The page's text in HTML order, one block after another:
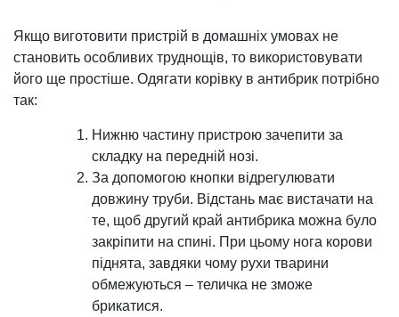
Якщо виготовити пристрій в домашніх умовах не
становить особливих труднощів, то використовувати
його ще простіше. Одягати корівку в антибрик потрібно
так:
Нижню частину пристрою зачепити за
складку на передній нозі.
За допомогою кнопки відрегулювати
довжину труби. Відстань має вистачати на
те, щоб другий край антибрика можна було
закріпити на спині. При цьому нога корови
піднята, завдяки чому рухи тварини
обмежуються – теличка не зможе
брикатися.